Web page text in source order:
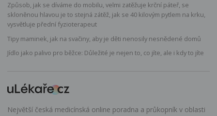
Způsob, jak se díváme do mobilu, velmi zatěžuje krční páteř, se
skloněnou hlavou je to stejná zátěž, jak se 40 kilovým pytlem na krku,
vysvětluje přední fyzioterapeut
Tipy maminek, jak na svačiny, aby je děti nenosily nesnědené domů
Jídlo jako palivo pro běžce: Důležité je nejen to, co jíte, ale i kdy to jíte
Největší česká medicínská online poradna a průkopník v oblasti